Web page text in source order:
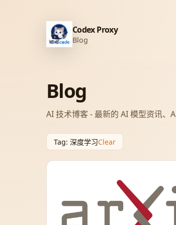
Codex Proxy
Blog
Blog
AI 技术博客 - 最新的 AI 模型资讯、
Tag: 深度学习Clear